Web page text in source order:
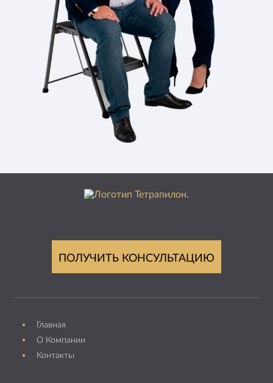
Главная
О Компании
Контакты
ПОЛУЧИТЬ КОНСУЛЬТАЦИЮ